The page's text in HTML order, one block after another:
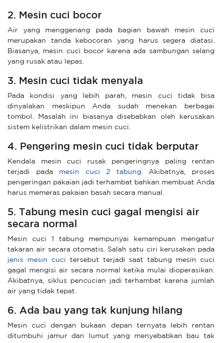
2. Mesin cuci bocor
Air yang menggenang pada bagian bawah mesin cuci
merupakan tanda kebocoran yang harus segera diatasi.
Biasanya, mesin cuci bocor karena ada sambungan selang
yang rusak atau lepas.
3. Mesin cuci tidak menyala
Pada kondisi yang lebih parah, mesin cuci tidak bisa
dinyalakan meskipun Anda sudah menekan berbagai
tombol. Masalah ini biasanya disebabkan oleh kerusakan
sistem kelistrikan dalam mesin cuci.
4. Pengering mesin cuci tidak berputar
Kendala mesin cuci rusak pengeringnya paling rentan
terjadi pada mesin cuci 2 tabung . Akibatnya, proses
pengeringan pakaian jadi terhambat bahkan membuat Anda
harus memeras pakaian basah secara manual.
5. Tabung mesin cuci gagal mengisi air
secara normal
Mesin cuci 1 tabung mempunyai kemampuan mengatur
takaran air secara otomatis. Salah satu ciri kerusakan pada
jenis mesin cuci tersebut terjadi saat tabung mesin cuci
gagal mengisi air secara normal ketika mulai dioperasikan.
Akibatnya, siklus pencucian jadi terhambat karena jumlah
air yang tidak tepat.
6. Ada bau yang tak kunjung hilang
Mesin cuci dengan bukaan depan ternyata lebih rentan
ditumbuhi jamur dan lumut yang menyebabkan bau tak